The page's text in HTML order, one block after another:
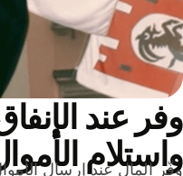
عند
الأموال